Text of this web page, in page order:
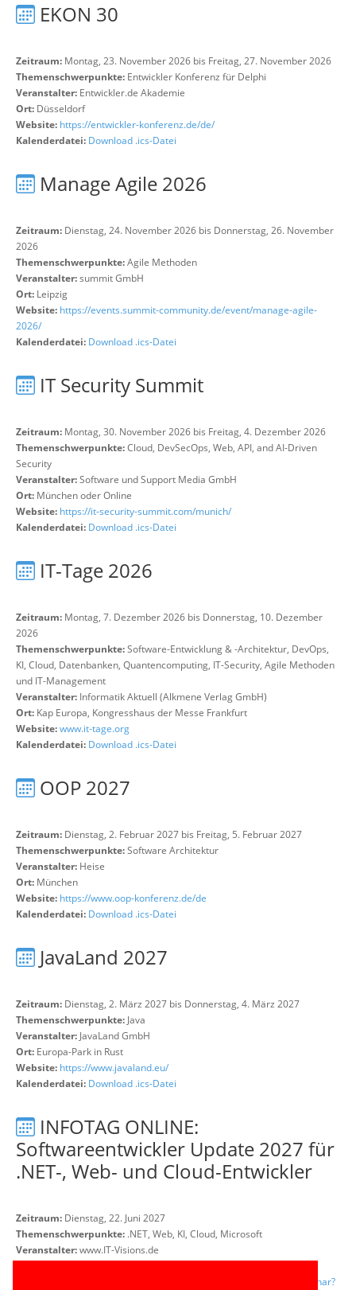
EKON 30
Zeitraum: Montag, 23. November 2026 bis Freitag, 27. November 2026
Themenschwerpunkte: Entwickler Konferenz für Delphi
Veranstalter: Entwickler.de Akademie
Ort: Düsseldorf
Website: https://entwickler-konferenz.de/de/
Kalenderdatei: Download .ics-Datei
Manage Agile 2026
Zeitraum: Dienstag, 24. November 2026 bis Donnerstag, 26. November
2026
Themenschwerpunkte:Agile Methoden
Veranstalter:summit GmbH
Ort: Leipzig
Website: https://events.summit-community.de/event/manage-agile-
2026/
Kalenderdatei: Download .ics-Datei
IT Security Summit
Zeitraum: Montag, 30. November 2026 bis Freitag, 4. Dezember 2026
Themenschwerpunkte:Cloud, DevSecOps, Web, API, and AI-Driven
Security
Veranstalter:Software und Support Media GmbH
Ort: München oder Online
Website: https://it-security-summit.com/munich/
Kalenderdatei: Download .ics-Datei
IT-Tage 2026
Zeitraum: Montag, 7. Dezember 2026 bis Donnerstag, 10. Dezember
2026
Themenschwerpunkte:Software-Entwicklung & -Architektur, DevOps,
KI, Cloud, Datenbanken, Quantencomputing, IT-Security, Agile Methoden
und IT-Management
Veranstalter: Informatik Aktuell (Alkmene Verlag GmbH)
Ort: Kap Europa, Kongresshaus der Messe Frankfurt
Website:www.it-tage.org
Kalenderdatei: Download .ics-Datei
OOP 2027
Zeitraum: Dienstag, 2. Februar 2027 bis Freitag, 5. Februar 2027
Themenschwerpunkte:Software Architektur
Veranstalter: Heise
Ort: München
Website: https://www.oop-konferenz.de/de
Kalenderdatei: Download .ics-Datei
JavaLand 2027
Zeitraum: Dienstag, 2. März 2027 bis Donnerstag, 4. März 2027
Themenschwerpunkte: Java
Veranstalter: JavaLand GmbH
Ort: Europa-Park in Rust
Website: https://www.javaland.eu/
Kalenderdatei: Download .ics-Datei
INFOTAG ONLINE:
Softwareentwickler Update 2027 für
.NET-, Web- und Cloud-Entwickler
Zeitraum: Dienstag, 22. Juni 2027
Themenschwerpunkte: .NET, Web, KI, Cloud, Microsoft
Veranstalter:www.IT-Visions.de
https://www.it-visions.de/Produkte/Seminare/OffenesSeminar?